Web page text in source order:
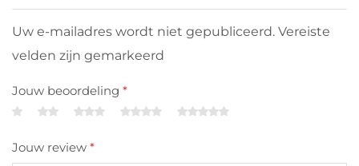
Uw e-mailadres wordt niet gepubliceerd. Vereiste
velden zijn gemarkeerd
Jouw beoordeling *
Jouw review *